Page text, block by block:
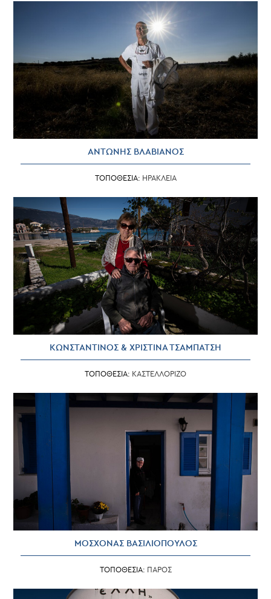
ΑΝΤΩΝΗΣ ΒΛΑΒΙΑΝΟΣ
ΤΟΠΟΘΕΣΙΑ: ΗΡΑΚΛΕΙΑ
ΚΩΝΣΤΑΝΤΙΝΟΣ & ΧΡΙΣΤΙΝΑ ΤΣΑΜΠΑΤΣΗ
ΤΟΠΟΘΕΣΙΑ: ΚΑΣΤΕΛΛΟΡΙΖΟ
ΜΟΣΧΟΝΑΣ ΒΑΣΙΛΙΟΠΟΥΛΟΣ
ΤΟΠΟΘΕΣΙΑ: ΠΑΡΟΣ